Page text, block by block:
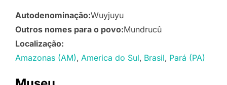
Autodenominação:Wuyjuyu
Outros nomes para o povo:Mundrucû
Localização:
Amazonas (AM) America do Sul Brasil Pará (PA)